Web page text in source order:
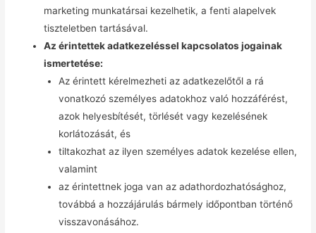
marketing munkatársai kezelhetik, a fenti alapelvek
tiszteletben tartásával.
Az érintettek adatkezeléssel kapcsolatos jogainak
ismertetése:
Az érintett kérelmezheti az adatkezelőtől a rá
vonatkozó személyes adatokhoz való hozzáférést,
azok helyesbítését, törlését vagy kezelésének
korlátozását, és
tiltakozhat az ilyen személyes adatok kezelése ellen,
valamint
az érintettnek joga van az adathordozhatósághoz,
továbbá a hozzájárulás bármely időpontban történő
visszavonásához.